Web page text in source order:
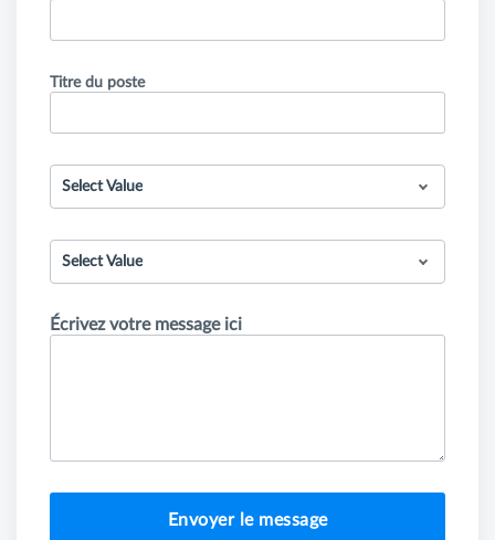
Titre du poste
Select Value
Select Value
Écrivez votre message ici
Envoyer le message